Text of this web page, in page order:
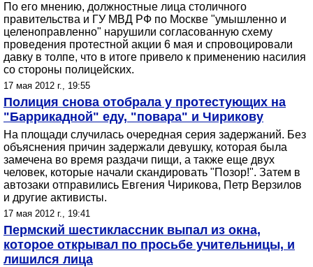
По его мнению, должностные лица столичного
правительства и ГУ МВД РФ по Москве "умышленно и
целеноправленно" нарушили согласованную схему
проведения протестной акции 6 мая и спровоцировали
давку в толпе, что в итоге привело к применению насилия
со стороны полицейских.
17 мая 2012 г., 19:55
Полиция снова отобрала у протестующих на
"Баррикадной" еду, "повара" и Чирикову
На площади случилась очередная серия задержаний. Без
объяснения причин задержали девушку, которая была
замечена во время раздачи пищи, а также еще двух
человек, которые начали скандировать "Позор!". Затем в
автозаки отправились Евгения Чирикова, Петр Верзилов
и другие активисты.
17 мая 2012 г., 19:41
Пермский шестиклассник выпал из окна,
которое открывал по просьбе учительницы, и
лишился лица